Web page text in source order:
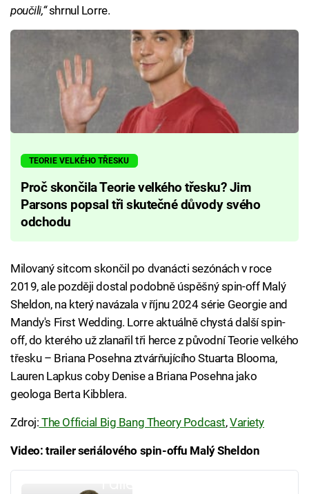
poučili,“shrnul Lorre.
TEORIE VELKÉHO TŘESKU
Proč skončila Teorie velkého třesku? Jim
Parsons popsal tři skutečné důvody svého
odchodu
Milovaný sitcom skončil po dvanácti sezónách v roce
2019, ale později dostal podobně úspěšný spin-off Malý
Sheldon, na který navázala v říjnu 2024 série Georgie and
Mandy's First Wedding. Lorre aktuálně chystá další spin-
off, do kterého už zlanařil tři herce z původní Teorie velkého
třesku – Briana Posehna ztvárňujícího Stuarta Blooma,
Lauren Lapkus coby Denise a Briana Posehna jako
geologa Berta Kibblera.
Zdroj: The Official Big Bang Theory Podcast,Variety
Video: trailer seriálového spin-offu Malý Sheldon